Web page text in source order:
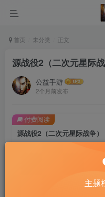
首页 未分类 正文
源战役2（二次元星际战
公益手游
2个月前发布
源战役2（二次元星际战争）
此内容为付费阅读，请付费后
10
免费
付费阅读
主题